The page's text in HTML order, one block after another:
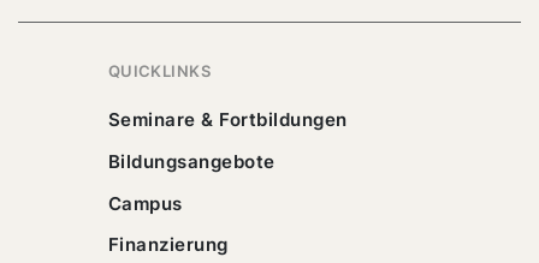
QUICKLINKS
Seminare & Fortbildungen
Bildungsangebote
Campus
Finanzierung